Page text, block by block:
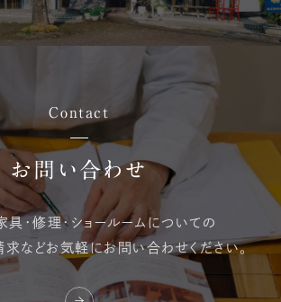
Contact
お問い合わせ
具・修理・ ショールームについての
求などお気軽にお問い合わせください。